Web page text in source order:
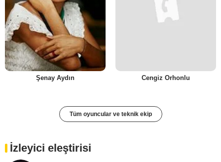
Şenay Aydın Cengiz Orhonlu
Tüm oyuncular ve teknik ekip
İzleyici eleştirisi